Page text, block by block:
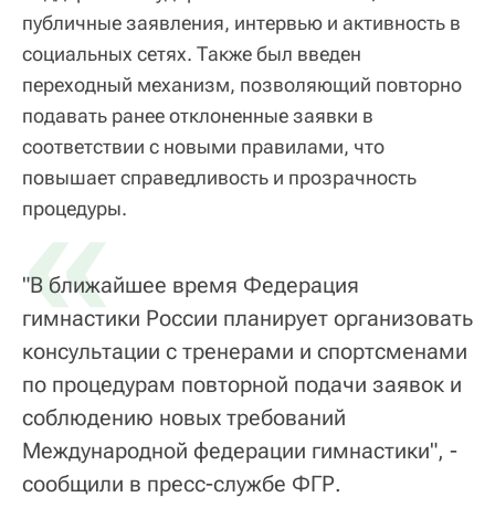
публичные заявления, интервью и активность в
социальных сетях. Также был введен
переходный механизм, позволяющий повторно
подавать ранее отклоненные заявки в
соответствии с новыми правилами, что
повышает справедливость и прозрачность
процедуры.
«
"В ближайшее время Федерация
гимнастики России планирует организовать
консультации с тренерами и спортсменами
по процедурам повторной подачи заявок и
соблюдению новых требований
Международной федерации гимнастики", -
сообщили в пресс-службе ФГР.​